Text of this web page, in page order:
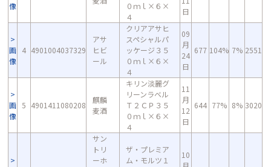
像
０ｍｌ×６×
４
日
画
像
4 4901004037329
アサ
ヒビ
ール
クリアアサヒ
スペシャルパ
ッケージ３５
０ｍｌ×６×
４
09
月
24
日
677 104% 7% 2551
画
像
5 4901411080208
麒麟
麦酒
キリン淡麗グ
リーンラベル
Ｔ２ＣＰ３５
０ｍｌ×６×
４
11
月
12
日
644 77% 8% 3020
サン
トリ
ーホ
ザ・プレミア
ム・モルツ１
10